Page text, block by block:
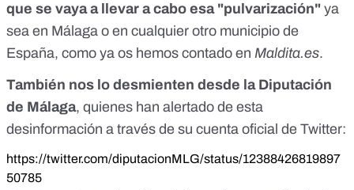
que se vaya a llevar a cabo esa "pulvarización" ya
sea en Málaga o en cualquier otro municipio de
España, como ya os hemos contado en Maldita.es.
También nos lo desmienten desde la Diputación
de Málaga, quienes han alertado de esta
desinformación a través de su cuenta oficial de Twitter:
https://twitter.com/diputacionMLG/status/12388426819897
50785